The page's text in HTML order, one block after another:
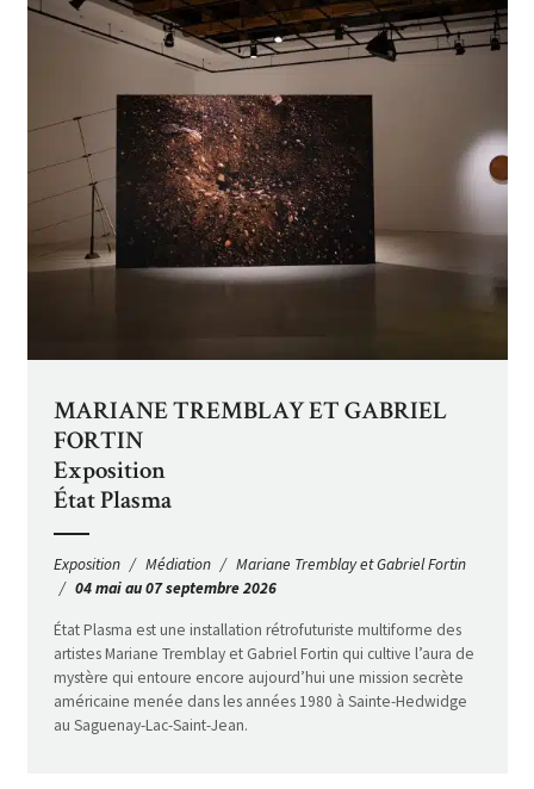
MARIANE TREMBLAY ET GABRIEL
FORTIN
Exposition
État Plasma
Exposition Médiation
Mariane Tremblay et Gabriel Fortin
04 mai au 07 septembre 2026
État Plasma est une installation rétrofuturiste multiforme des
artistes Mariane Tremblay et Gabriel Fortin qui cultive l’aura de
mystère qui entoure encore aujourd’hui une mission secrète
américaine menée dans les années 1980 à Sainte-Hedwidge
au Saguenay-Lac-Saint-Jean.